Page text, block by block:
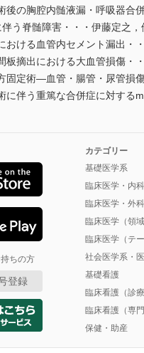
後の胸腔内髄液漏・呼吸器
う脊髄障害・・・伊藤定之，
おける血管内セメント漏出
板摘出における大血管損傷・
固定術―血管・腸管・尿管損
に伴う重篤な合併症に対する
ちの方
登録
カテゴリー
基礎医学系
臨床医学・内
臨床医学・外
臨床医学（領域
臨床医学（テー
社会医学系・
基礎看護
臨床看護（診
臨床看護（専門
保健・助産